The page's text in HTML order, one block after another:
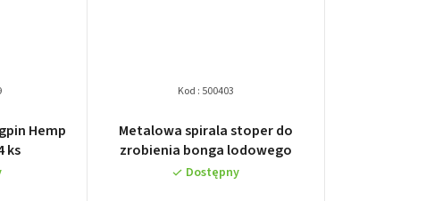
Hemp
ks
Metalowa spirala stoper do
zrobienia bonga lodowego
Dostępny
Kod : 500403